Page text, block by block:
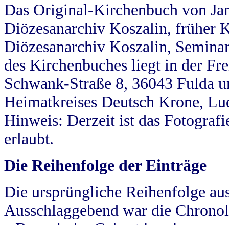
Das Original-Kirchenbuch von
Diözesanarchiv Koszalin, früher
Diözesanarchiv Koszalin,
des Kirchenbuches liegt in der
Schwank-Straße 8, 36043 Fulda
Heimatkreises Deutsch Krone,
Hinweis: Derzeit ist das
erlaubt.
Die Reihenfolge der Einträge
Die ursprüngliche Reihenfolge
Ausschlaggebend war die